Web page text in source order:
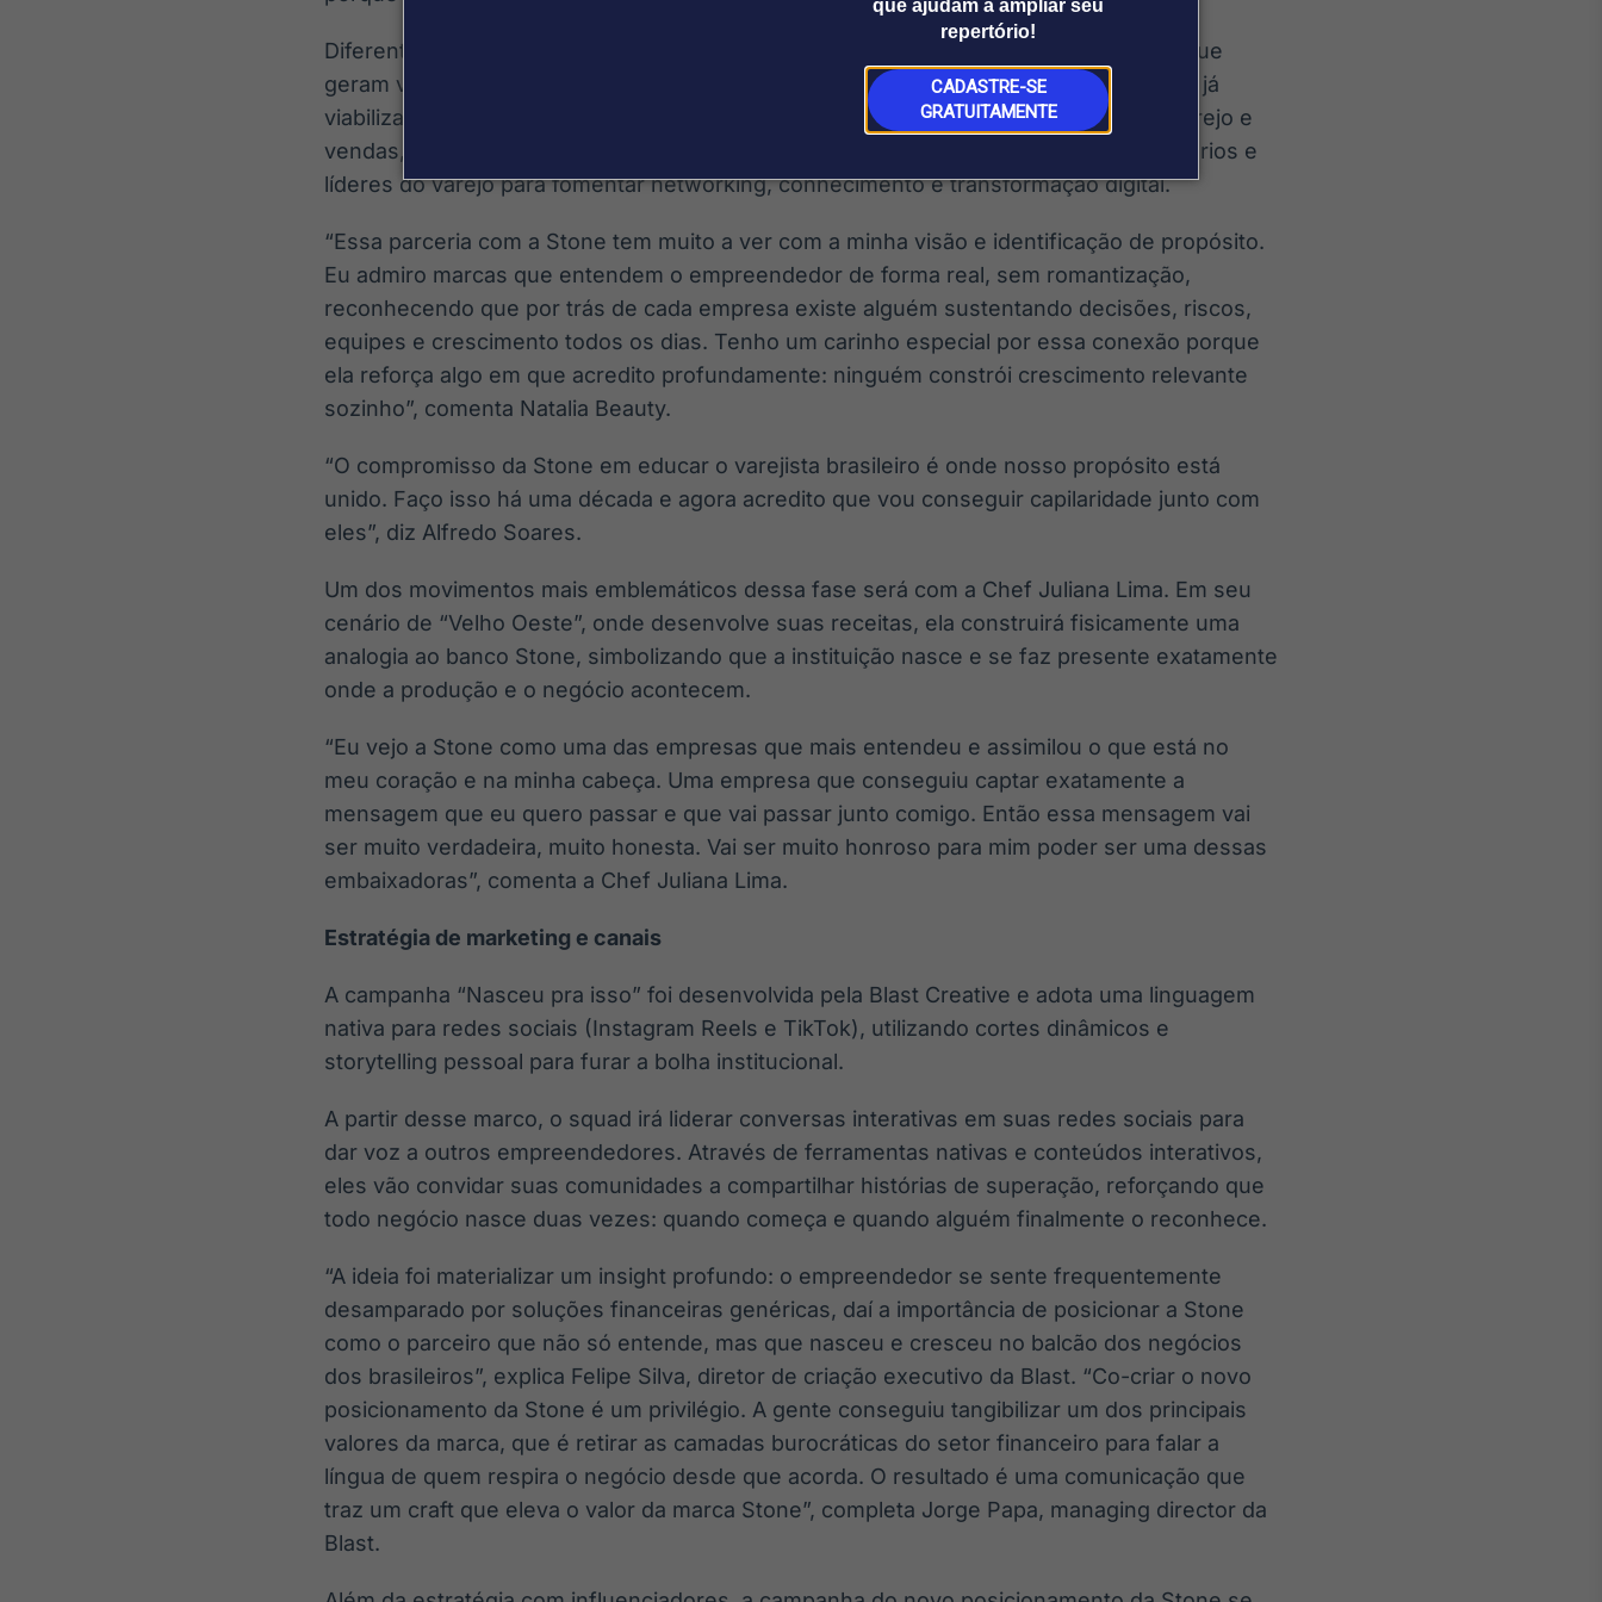
que ajudam a ampliar seu
repertório!
CADASTRE-SE
GRATUITAMENTE
Diferente de parcerias tradicionais, cada integrante terá um papel ativo em projetos que
geram valor direto para a base de clientes. Com Natalia Beauty, por exemplo, a Stone já
viabiliza cursos de especialização gratuitos e, com Alfredo Soares, a expertise em varejo e
vendas, ao se unir a iniciativas do projeto “Bora Varejo”, focado em conectar empresários e
líderes do varejo para fomentar networking, conhecimento e transformação digital.
“Essa parceria com a Stone tem muito a ver com a minha visão e identificação de propósito.
Eu admiro marcas que entendem o empreendedor de forma real, sem romantização,
reconhecendo que por trás de cada empresa existe alguém sustentando decisões, riscos,
equipes e crescimento todos os dias. Tenho um carinho especial por essa conexão porque
ela reforça algo em que acredito profundamente: ninguém constrói crescimento relevante
sozinho”, comenta Natalia Beauty.
“O compromisso da Stone em educar o varejista brasileiro é onde nosso propósito está
unido. Faço isso há uma década e agora acredito que vou conseguir capilaridade junto com
eles”, diz Alfredo Soares.
Um dos movimentos mais emblemáticos dessa fase será com a Chef Juliana Lima. Em seu
cenário de “Velho Oeste”, onde desenvolve suas receitas, ela construirá fisicamente uma
analogia ao banco Stone, simbolizando que a instituição nasce e se faz presente exatamente
onde a produção e o negócio acontecem.
“Eu vejo a Stone como uma das empresas que mais entendeu e assimilou o que está no
meu coração e na minha cabeça. Uma empresa que conseguiu captar exatamente a
mensagem que eu quero passar e que vai passar junto comigo. Então essa mensagem vai
ser muito verdadeira, muito honesta. Vai ser muito honroso para mim poder ser uma dessas
embaixadoras”, comenta a Chef Juliana Lima.
Estratégia de marketing e canais
A campanha “Nasceu pra isso” foi desenvolvida pela Blast Creative e adota uma linguagem
nativa para redes sociais (Instagram Reels e TikTok), utilizando cortes dinâmicos e
storytelling pessoal para furar a bolha institucional.
A partir desse marco, o squad irá liderar conversas interativas em suas redes sociais para
dar voz a outros empreendedores. Através de ferramentas nativas e conteúdos interativos,
eles vão convidar suas comunidades a compartilhar histórias de superação, reforçando que
todo negócio nasce duas vezes: quando começa e quando alguém finalmente o reconhece.
“A ideia foi materializar um insight profundo: o empreendedor se sente frequentemente
desamparado por soluções financeiras genéricas, daí a importância de posicionar a Stone
como o parceiro que não só entende, mas que nasceu e cresceu no balcão dos negócios
dos brasileiros”, explica Felipe Silva, diretor de criação executivo da Blast. “Co-criar o novo
posicionamento da Stone é um privilégio. A gente conseguiu tangibilizar um dos principais
valores da marca, que é retirar as camadas burocráticas do setor financeiro para falar a
língua de quem respira o negócio desde que acorda. O resultado é uma comunicação que
traz um craft que eleva o valor da marca Stone”, completa Jorge Papa, managing director da
Blast.